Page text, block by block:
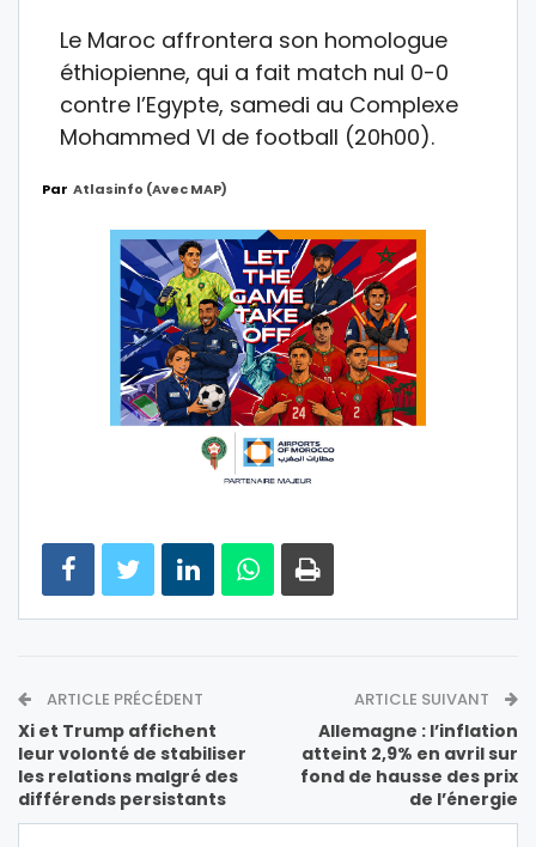
Le Maroc affrontera son homologue
éthiopienne, qui a fait match nul 0-0
contre l’Egypte, samedi au Complexe
Mohammed VI de football (20h00).
Par Atlasinfo (avec MAP)
ARTICLE PRÉCÉDENT
Xi et Trump affichent
leur volonté de stabiliser
les relations malgré des
différends persistants
ARTICLE SUIVANT
Allemagne : l’inflation
atteint 2,9% en avril sur
fond de hausse des prix
de l’énergie